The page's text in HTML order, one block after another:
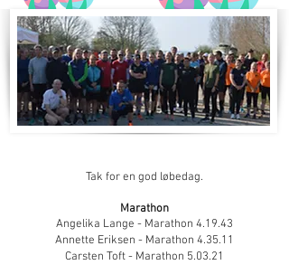
Tak for en god løbedag.
Marathon
Angelika Lange - Marathon 4.19.43
Annette Eriksen - Marathon 4.35.11
Carsten Toft - Marathon 5.03.21